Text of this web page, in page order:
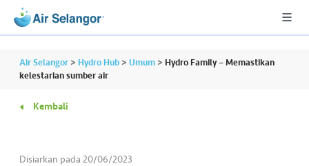
Air Selangor > Hydro Hub > Umum > Hydro Family – Memastikan
kelestarian sumber air
Kembali
Disiarkan pada20/06/2023
A